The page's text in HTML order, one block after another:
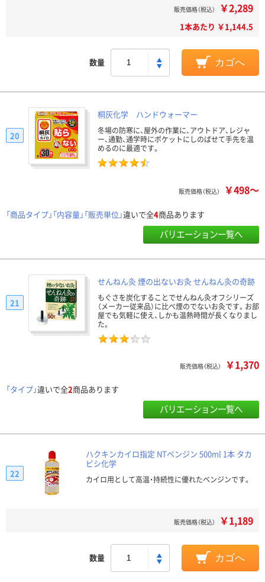
販売価格（税込） ￥2,289
1本あたり ￥1,144.5
数量 カゴへ
桐灰化学 ハンドウォーマー
冬場の防寒に、屋外の作業に、アウトドア、レジャ
ー、通勤、通学時にポケットにしのばせて手先を温
めるのに最適です。
20
販売価格（税込） ￥498～
「商品タイプ」「内容量」「販売単位」違いで全4商品あります
バリエーション一覧へ
せんねん灸 煙の出ないお灸 せんねん灸の奇跡
もぐさを炭化することでせんねん灸オフシリーズ
（メーカー従来品）に比べ煙のでないお灸です。お部
屋でも気軽に使え、しかも温熱時間が長くなりまし
た。
21
販売価格（税込） ￥1,370
「タイプ」違いで全2商品あります
バリエーション一覧へ
ハクキンカイロ指定 NTベンジン 500ml 1本 タカ
ビシ化学
カイロ用として高温・持続性に優れたベンジンです。
22
販売価格（税込） ￥1,189
数量 カゴへ